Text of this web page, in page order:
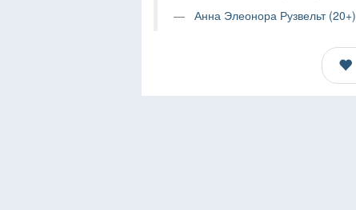
Анна Элеонора Рузвельт (20+)